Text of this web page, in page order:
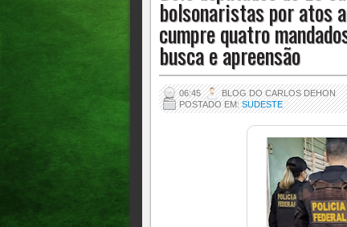
busca e apreensão
bolsonaristas por atos
cumpre quatro
busca e apreensão
06:45
BLOG DO CARLOS DEHON
POSTADO EM:SUDESTE